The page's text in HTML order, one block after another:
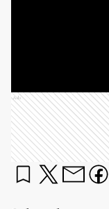
Ads